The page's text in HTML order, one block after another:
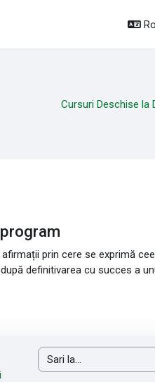
Cursuri Deschise la
prin cere se exprimă
definitivarea cu succes a
Sari la...